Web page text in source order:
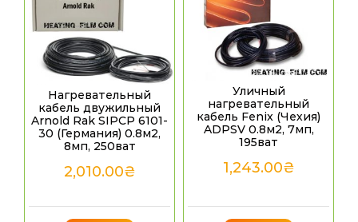
Нагревательный
кабель двужильный
Arnold Rak SIPCP 6101-
30 (Германия) 0.8м2,
8мп, 250ват
2,010.00₴
Уличный
нагревательный
кабель Fenix (Чехия)
ADPSV 0.8м2, 7мп,
195ват
1,243.00₴